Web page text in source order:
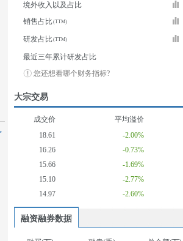
境外收入以及占比
销售占比
研发占比
最近三年累计研发占比
您还想看哪个财务指标?
大宗交易
成交价 平均溢价
18.61
-2.00%
16.26
-0.73%
15.66
-1.69%
15.10
-2.77%
14.97
-2.60%
融资融券数据